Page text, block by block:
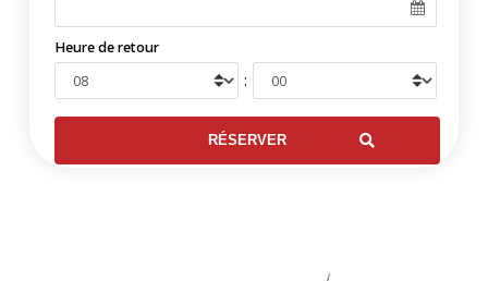
Heure de retour
: